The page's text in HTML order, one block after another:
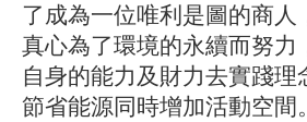
了成為一位唯利是圖的商
真心為了環境的永續而努
自身的能力及財力去實踐
節省能源同時增加活動空